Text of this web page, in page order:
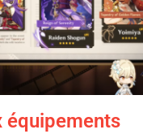
équipements